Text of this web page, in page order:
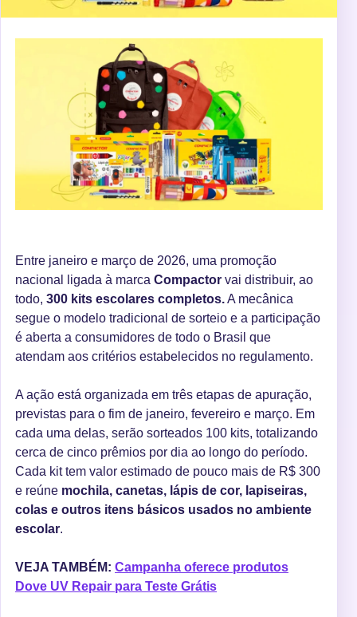
Entre janeiro e março de 2026, uma promoção
nacional ligada à marca Compactor vai distribuir, ao
todo, 300 kits escolares completos.A mecânica
segue o modelo tradicional de sorteio e a participação
é aberta a consumidores de todo o Brasil que
atendam aos critérios estabelecidos no regulamento.
A ação está organizada em três etapas de apuração,
previstas para o fim de janeiro, fevereiro e março. Em
cada uma delas, serão sorteados 100 kits, totalizando
cerca de cinco prêmios por dia ao longo do período.
Cada kit tem valor estimado de pouco mais de R$ 300
e reúne mochila, canetas, lápis de cor, lapiseiras,
colas e outros itens básicos usados no ambiente
escolar.
VEJA TAMBÉM: Campanha oferece produtos
Dove UV Repair para Teste Grátis